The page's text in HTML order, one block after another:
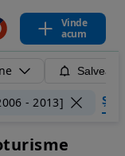
Vinde
acum
- 2013]